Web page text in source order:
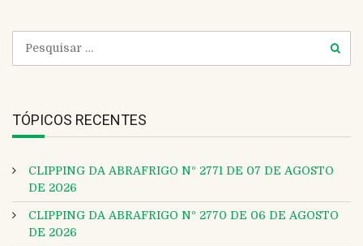
TÓPICOS RECENTES
CLIPPING DA ABRAFRIGO Nº 2771 DE 07 DE AGOSTO
DE 2026
CLIPPING DA ABRAFRIGO Nº 2770 DE 06 DE AGOSTO
DE 2026